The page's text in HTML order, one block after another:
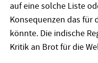
auf eine solche Liste
Konsequenzen das für
könnte. Die indische
Kritik an Brot für die